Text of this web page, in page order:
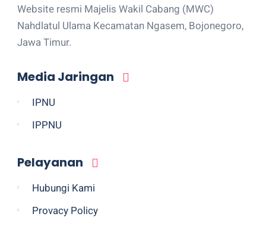
Website resmi Majelis Wakil Cabang (MWC)
Nahdlatul Ulama Kecamatan Ngasem, Bojonegoro,
Jawa Timur.
Media Jaringan
IPNU
IPPNU
Pelayanan
Hubungi Kami
Provacy Policy